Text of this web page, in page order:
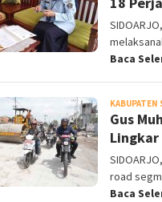
Baca
KABUPATEN
Gus
Lingkar
road
Baca